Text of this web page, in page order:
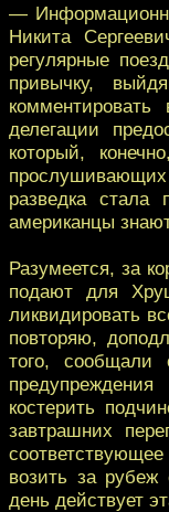
—
Никита
регулярные
привычку,
делегации
который,
разведка
американцы
Разумеется, за
подают для
ликвидировать
повторяю,
того,
костерить
завтрашних
возить за
день действует